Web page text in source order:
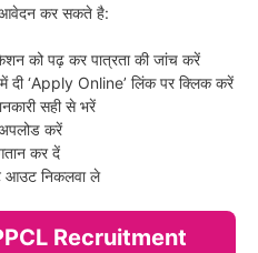
कर सकते है:
को पढ़ कर पात्रता की जांच करें
दी ‘Apply Online’ लिंक पर क्लिक करें
सही से भरें
करें
कर दें
आउट निकलवा ले
Recruitment